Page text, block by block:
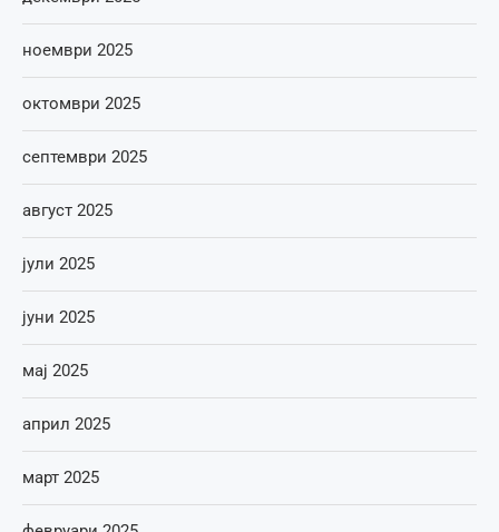
ноември 2025
октомври 2025
септември 2025
август 2025
јули 2025
јуни 2025
мај 2025
април 2025
март 2025